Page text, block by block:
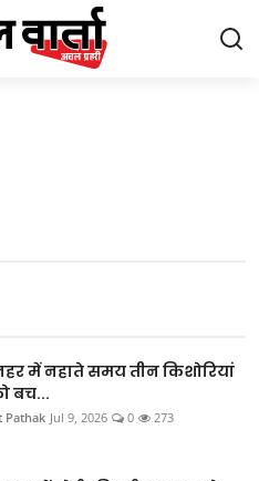
में नहाते समय तीन किशोरियां
बच...
Pathak Jul 9, 2026 0 273